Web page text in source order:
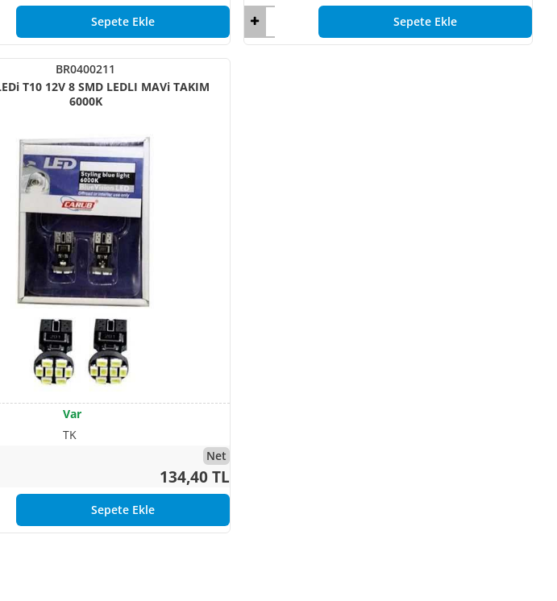
Sepete Ekle Sepete Ekle
BR0400211
T10 12V 8 SMD LEDLI MAVi TAKIM
6000K
TK
Net
134,40 TL
Var
Sepete Ekle